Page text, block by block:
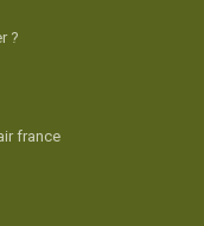
?
france